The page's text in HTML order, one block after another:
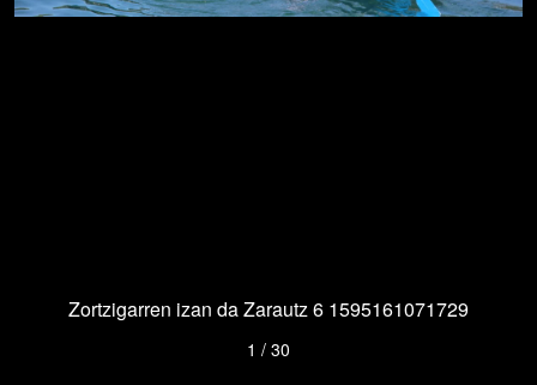
Zortzigarren izan da Zarautz 6 1595161071729
1 / 30